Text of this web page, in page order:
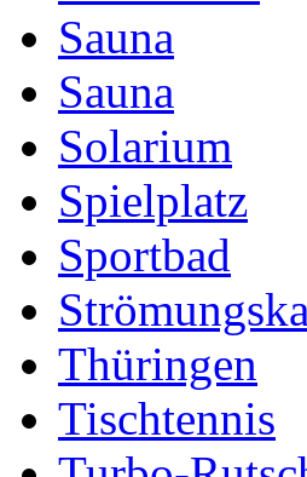
Sauna
Sauna
Solarium
Spielplatz
Sportbad
Thüringen
Tischtennis